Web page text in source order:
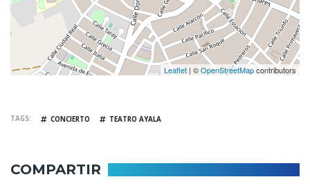
Leaflet | ©OpenStreetMapcontributors
TAGS CONCIERTO TEATRO AYALA
COMPARTIR